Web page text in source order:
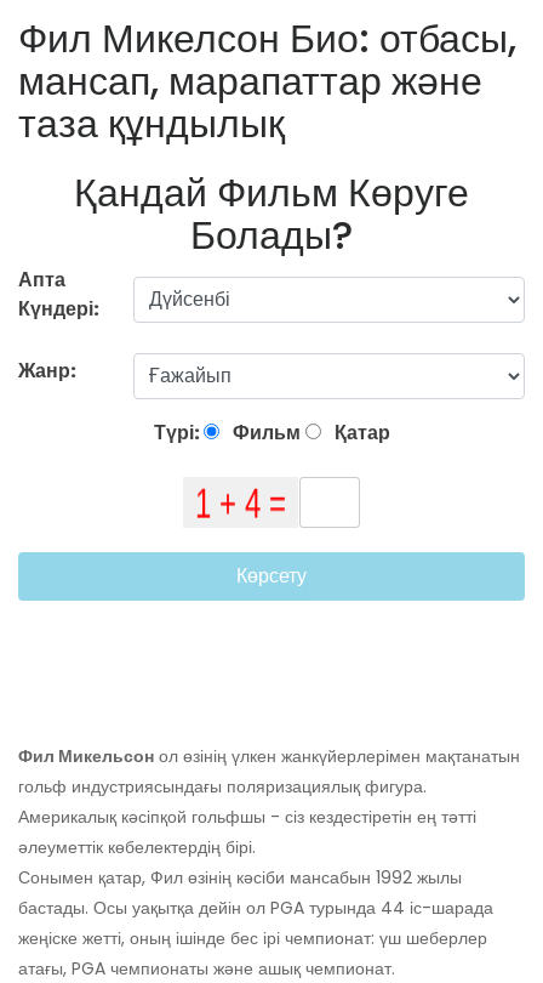
Фил Микелсон Био: отбасы,
мансап, марапаттар және
таза құндылық
Қандай Фильм Көруге
Болады?
Апта
Күндері:
Жанр:
Түрі: Фильм Қатар
Көрсету
Фил Микельсон ол өзінің үлкен жанкүйерлерімен мақтанатын
гольф индустриясындағы поляризациялық фигура.
Америкалық кәсіпқой гольфшы - сіз кездестіретін ең тәтті
әлеуметтік көбелектердің бірі.
Сонымен қатар, Фил өзінің кәсіби мансабын 1992 жылы
бастады. Осы уақытқа дейін ол PGA турында 44 іс-шарада
жеңіске жетті, оның ішінде бес ірі чемпионат: үш шеберлер
атағы, PGA чемпионаты және ашық чемпионат.